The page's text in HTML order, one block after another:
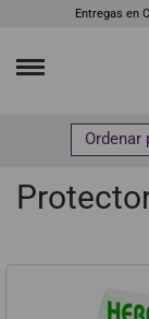
Entregas en
Cosmética